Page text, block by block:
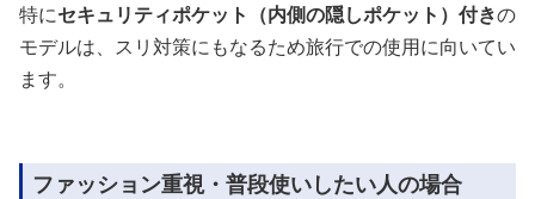
特にセキュリティポケット（内側の隠しポケット）付きの
モデルは、スリ対策にもなるため旅行での使用に向いてい
ます。
ファッション重視・普段使いしたい人の場合